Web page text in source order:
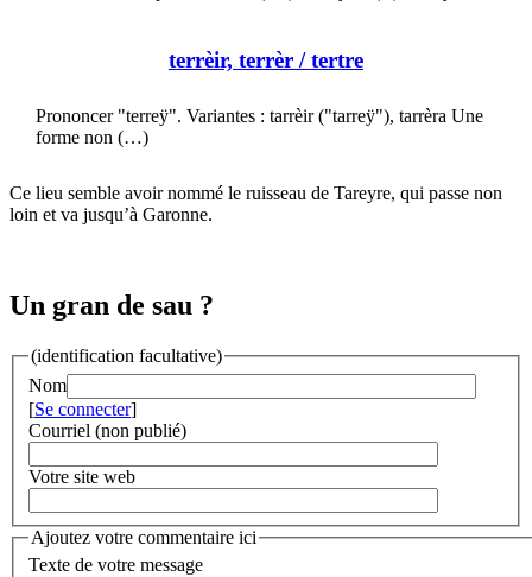
terrèir, terrèr / tertre
Prononcer "terreÿ". Variantes : tarrèir ("tarreÿ"), tarrèra Une
forme non (…)
Ce lieu semble avoir nommé le ruisseau de Tareyre, qui passe non
loin et va jusqu’à Garonne.
Un gran de sau ?
(identification facultative)
Nom
[Se connecter]
Courriel (non publié)
Votre site web
Ajoutez votre commentaire ici
Texte de votre message